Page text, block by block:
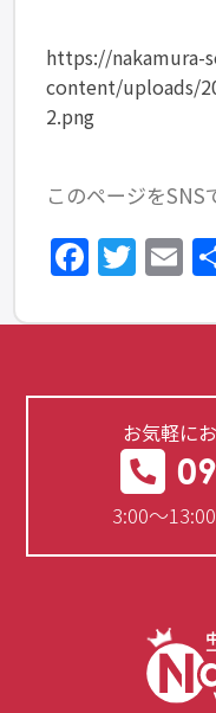
https://nakamura-
content/uploads/
2.png
このページをSNS
お気軽に
3:00～